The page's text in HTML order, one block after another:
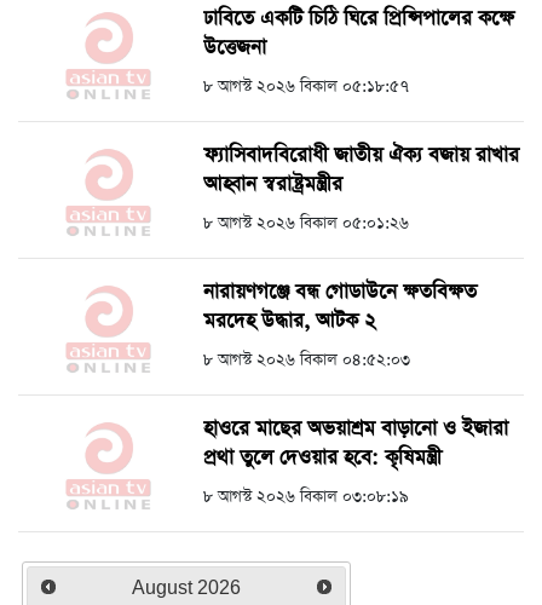
ঢাবিতে একটি চিঠি ঘিরে প্রিন্সিপালের কক্ষে
উত্তেজনা
৮ আগস্ট ২০২৬ বিকাল ০৫:১৮:৫৭
ফ্যাসিবাদবিরোধী জাতীয় ঐক্য বজায় রাখার
আহ্বান স্বরাষ্ট্রমন্ত্রীর
৮ আগস্ট ২০২৬ বিকাল ০৫:০১:২৬
নারায়ণগঞ্জে বন্ধ গোডাউনে ক্ষতবিক্ষত
মরদেহ উদ্ধার, আটক ২
৮ আগস্ট ২০২৬ বিকাল ০৪:৫২:০৩
হাওরে মাছের অভয়াশ্রম বাড়ানো ও ইজারা
প্রথা তুলে দেওয়ার হবে: কৃষিমন্ত্রী
৮ আগস্ট ২০২৬ বিকাল ০৩:০৮:১৯
August 2026